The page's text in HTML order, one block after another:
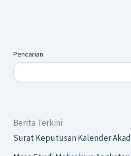
Pencarian
Berita Terkini
Surat Keputusan Kalender